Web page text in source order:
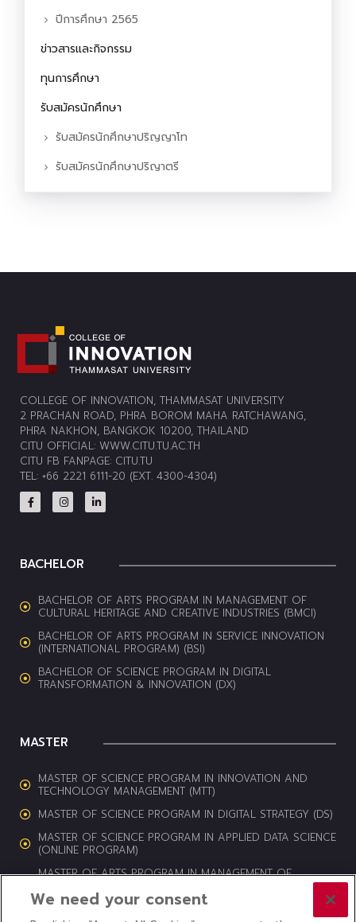
ปีการศึกษา 2565
ข่าวสารและกิจกรรม
ทุนการศึกษา
รับสมัครนักศึกษา
รับสมัครนักศึกษาปริญญาโท
รับสมัครนักศึกษาปริญาตรี
COLLEGE OF INNOVATION, THAMMASAT UNIVERSITY
2 PRACHAN ROAD, PHRA BOROM MAHA RATCHAWANG,
PHRA NAKHON, BANGKOK 10200, THAILAND
CITU OFFICIAL: WWW.CITU.TU.AC.TH
CITU FB FANPAGE: CITU.TU
TEL: +66 2221 6111-20 (EXT. 4300-4304)
BACHELOR
BACHELOR OF ARTS PROGRAM IN MANAGEMENT OF
CULTURAL HERITAGE AND CREATIVE INDUSTRIES (BMCI)
BACHELOR OF ARTS PROGRAM IN SERVICE INNOVATION
(INTERNATIONAL PROGRAM) (BSI)
BACHELOR OF SCIENCE PROGRAM IN DIGITAL
TRANSFORMATION & INNOVATION (DX)
MASTER
MASTER OF SCIENCE PROGRAM IN INNOVATION AND
TECHNOLOGY MANAGEMENT (MTT)
MASTER OF SCIENCE PROGRAM IN DIGITAL STRATEGY (DS)
MASTER OF SCIENCE PROGRAM IN APPLIED DATA SCIENCE
(ONLINE PROGRAM)
MASTER OF ARTS PROGRAM IN MANAGEMENT OF
We need your consent